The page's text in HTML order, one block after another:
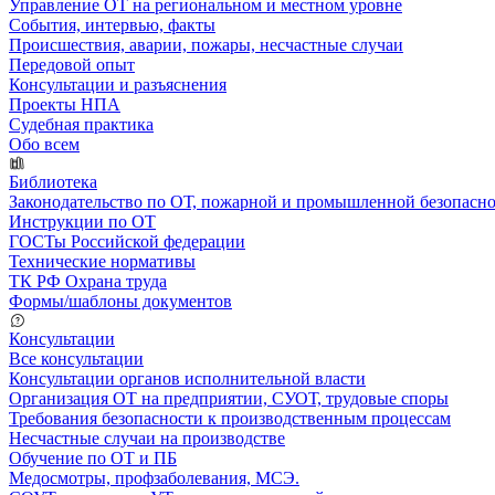
Управление ОТ на региональном и местном уровне
События, интервью, факты
Происшествия, аварии, пожары, несчастные случаи
Передовой опыт
Консультации и разъяснения
Проекты НПА
Судебная практика
Обо всем
Библиотека
Законодательство по ОТ, пожарной и промышленной
Инструкции по ОТ
ГОСТы Российской федерации
Технические нормативы
ТК РФ Охрана труда
Формы/шаблоны документов
Консультации
Все консультации
Консультации органов исполнительной власти
Организация ОТ на предприятии, СУОТ, трудовые споры
Требования безопасности к производственным процессам
Несчастные случаи на производстве
Обучение по ОТ и ПБ
Медосмотры, профзаболевания, МСЭ.